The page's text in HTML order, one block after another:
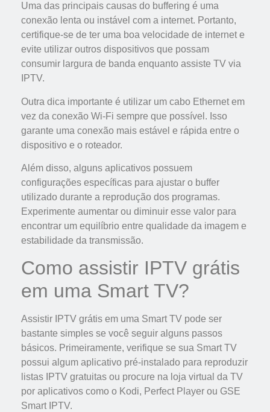
Uma das principais causas do buffering é uma
conexão lenta ou instável com a internet. Portanto,
certifique-se de ter uma boa velocidade de internet e
evite utilizar outros dispositivos que possam
consumir largura de banda enquanto assiste TV via
IPTV.
Outra dica importante é utilizar um cabo Ethernet em
vez da conexão Wi-Fi sempre que possível. Isso
garante uma conexão mais estável e rápida entre o
dispositivo e o roteador.
Além disso, alguns aplicativos possuem
configurações específicas para ajustar o buffer
utilizado durante a reprodução dos programas.
Experimente aumentar ou diminuir esse valor para
encontrar um equilíbrio entre qualidade da imagem e
estabilidade da transmissão.
Como assistir IPTV grátis
em uma Smart TV?
Assistir IPTV grátis em uma Smart TV pode ser
bastante simples se você seguir alguns passos
básicos. Primeiramente, verifique se sua Smart TV
possui algum aplicativo pré-instalado para reproduzir
listas IPTV gratuitas ou procure na loja virtual da TV
por aplicativos como o Kodi, Perfect Player ou GSE
Smart IPTV.